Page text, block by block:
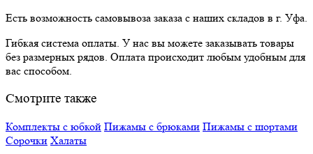
Есть возможность самовывоза заказа с наших складов в г. Уфа.
Гибкая система оплаты. У нас вы можете заказывать товары
без размерных рядов. Оплата происходит любым удобным для
вас способом.
Смотрите также
Комплекты с юбкой Пижамы с брюками Пижамы с шортами
Сорочки Халаты